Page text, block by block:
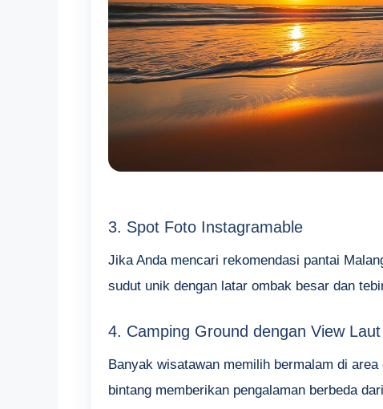
3. Spot Foto Instagramable
Jika Anda mencari rekomendasi pantai
sudut unik dengan latar ombak besar dan
4. Camping Ground dengan View Laut
Banyak wisatawan memilih bermalam di
bintang memberikan pengalaman berbeda